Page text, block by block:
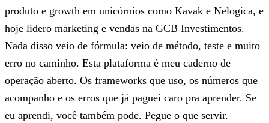
produto e growth em unicórnios como Kavak e Nelogica, e
hoje lidero marketing e vendas na GCB Investimentos.
Nada disso veio de fórmula: veio de método, teste e muito
erro no caminho. Esta plataforma é meu caderno de
operação aberto. Os frameworks que uso, os números que
acompanho e os erros que já paguei caro pra aprender. Se
eu aprendi, você também pode. Pegue o que servir.